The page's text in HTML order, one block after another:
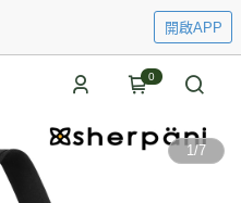
開啟APP
0
1/7